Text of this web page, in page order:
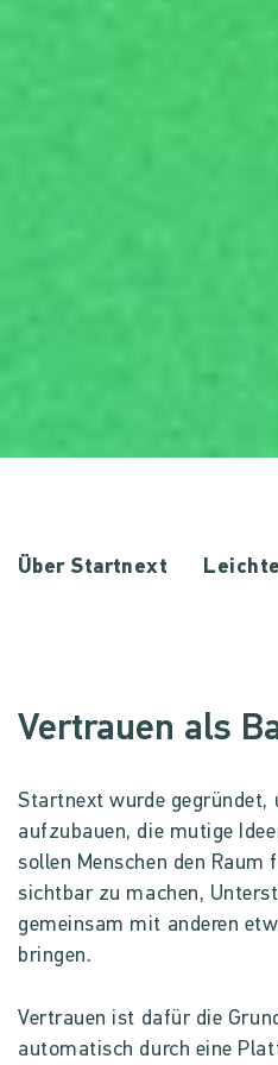
Über Startnext
Vertrauen als
Startnext wurde gegründet,
aufzubauen, die mutige
sollen Menschen den Raum
sichtbar zu machen,
gemeinsam mit anderen
bringen.
Vertrauen ist dafür die
automatisch durch eine